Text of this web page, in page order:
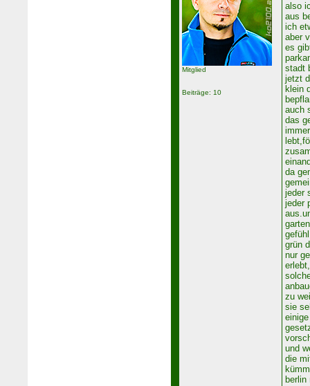
Mitglied
Beiträge: 10
also
aus
ich
aber
es
stadt
jetzt
klein
auch
das
da
jeder
jeder
grün
nur
zu
sie
und
die